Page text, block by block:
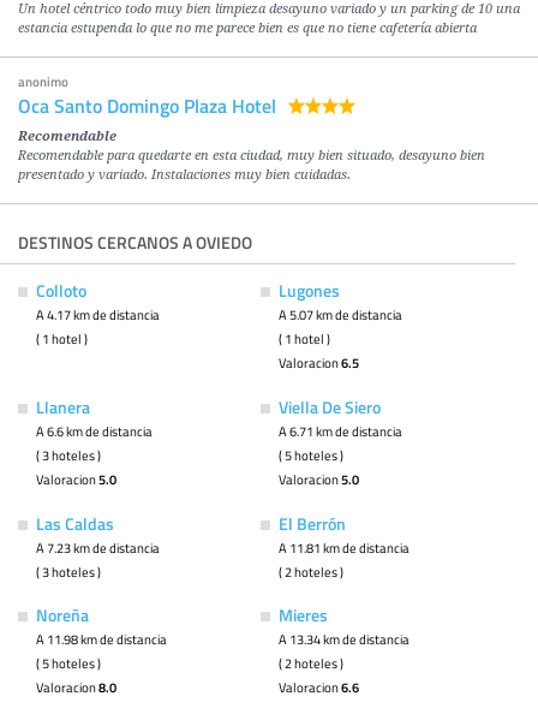
Un hotel céntrico todo muy bien limpieza desayuno variado y un parking de 10 una
estancia estupenda lo que no me parece bien es que no tiene cafetería abierta
anonimo
Oca Santo Domingo Plaza Hotel
Recomendable
Recomendable para quedarte en esta ciudad, muy bien situado, desayuno bien
presentado y variado. Instalaciones muy bien cuidadas.
DESTINOS CERCANOS A OVIEDO
Colloto
A 4.17 km de distancia
( 1 hotel )
Lugones
A 5.07 km de distancia
( 1 hotel )
Valoracion6.5
Llanera
A 6.6 km de distancia
( 3 hoteles )
Valoracion5.0
Viella De Siero
A 6.71 km de distancia
( 5 hoteles )
Valoracion5.0
Las Caldas
A 7.23 km de distancia
( 3 hoteles )
El Berrón
A 11.81 km de distancia
( 2 hoteles )
Noreña
A 11.98 km de distancia
( 5 hoteles )
Valoracion8.0
Mieres
A 13.34 km de distancia
( 2 hoteles )
Valoracion6.6